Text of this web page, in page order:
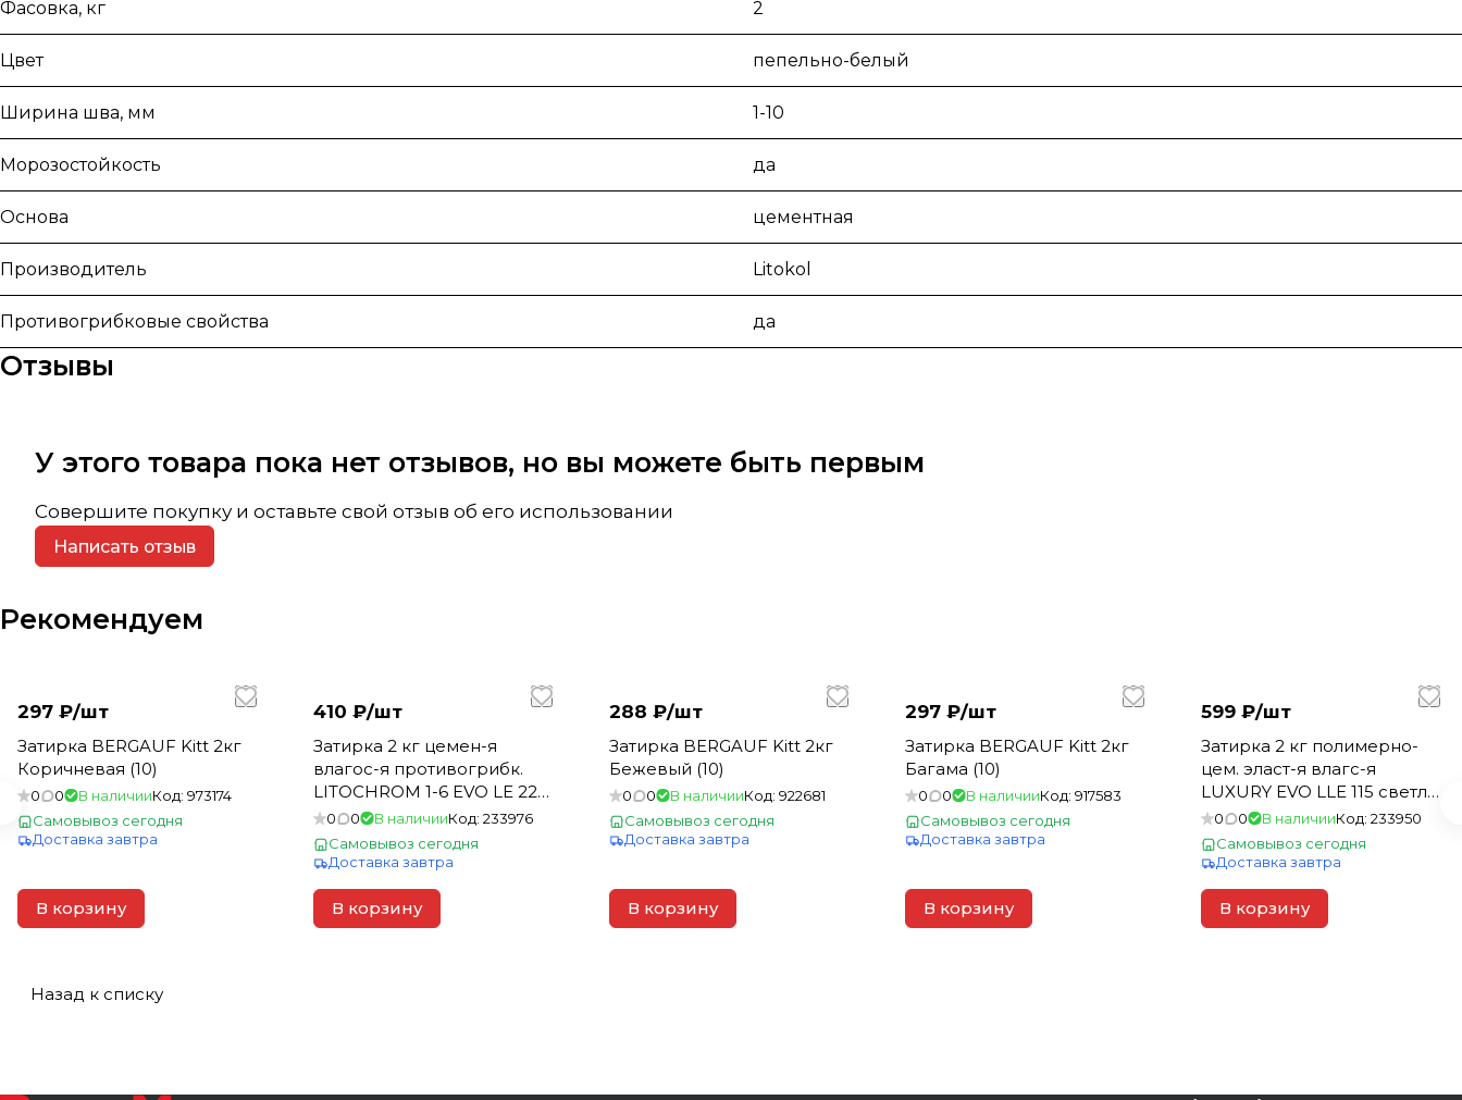
Фасовка, кг 2
Цвет пепельно-белый
Ширина шва, мм 1-10
Морозостойкость да
Основа цементная
Производитель Litokol
Противогрибковые свойства да
Отзывы
У этого товара пока нет отзывов, но вы можете быть первым
Совершите покупку и оставьте свой отзыв об его использовании
Написать отзыв
Рекомендуем
297 ₽/шт
Затирка BERGAUF Kitt 2кг
Коричневая (10)
0 0 В наличииКод: 973174
Самовывоз сегодня
Доставка завтра
В корзину
410 ₽/шт
Затирка 2 кг цемен-я
влагос-я противогрибк.
LITOCHROM 1-6 EVO LE 225
бежевый для швов 1-6 мм
(15)
0 0 В наличииКод: 233976
Самовывоз сегодня
Доставка завтра
В корзину
288 ₽/шт
Затирка BERGAUF Kitt 2кг
Бежевый (10)
0 0 В наличииКод: 922681
Самовывоз сегодня
Доставка завтра
В корзину
297 ₽/шт
Затирка BERGAUF Kitt 2кг
Багама (10)
0 0 В наличииКод: 917583
Самовывоз сегодня
Доставка завтра
В корзину
599 ₽/шт
Затирка 2 кг полимерно-
цем. эласт-я влагс-я
LUXURY EVO LLE 115 светло-
серый для швов 1-10мм
(200)
0 0 В наличииКод: 233950
Самовывоз сегодня
Доставка завтра
В корзину
Назад к списку